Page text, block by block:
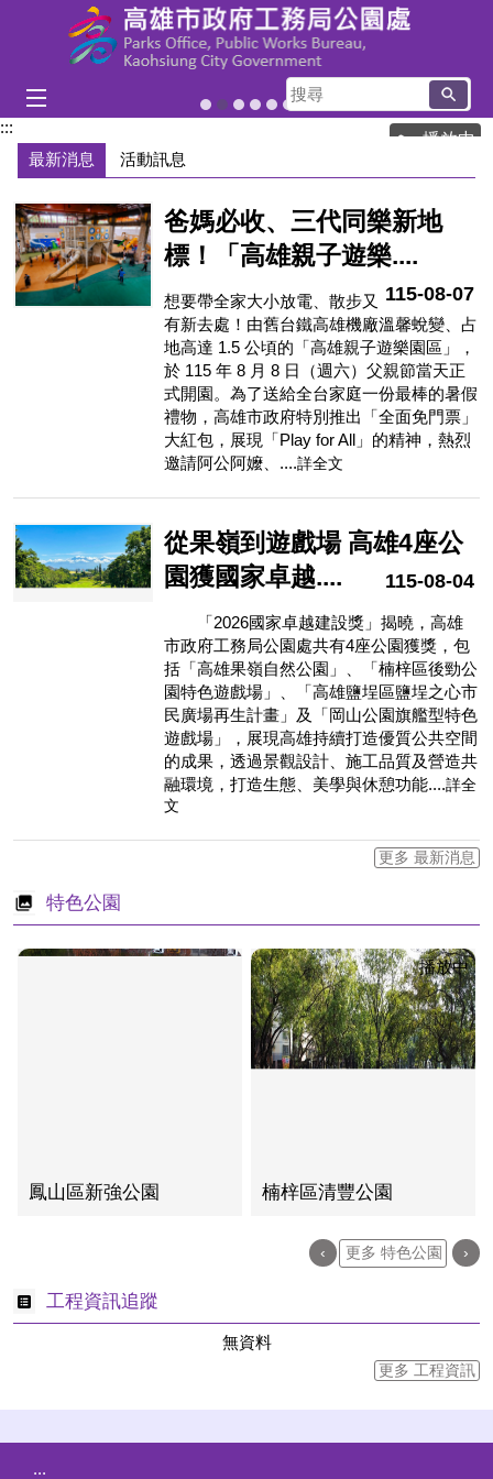
跳到主要內容區塊
搜
尋
播放中
高雄果嶺自然公園
澄清湖風景區
洲仔濕地即時影像
茄萣濕地公園
洲仔濕地
中都濕地公園
目
顯
圖
片:
澄
清
:::
最新消息
活動訊息
爸媽必收、三代同樂新地
標！「高雄親子遊樂....
115-08-07
想要帶全家大小放電、散步又
有新去處！由舊台鐵高雄機廠溫馨蛻變、占
地高達 1.5 公頃的「高雄親子遊樂園區」，
於 115 年 8 月 8 日（週六）父親節當天正
式開園。為了送給全台家庭一份最棒的暑假
禮物，高雄市政府特別推出「全面免門票」
大紅包，展現「Play for All」的精神，熱烈
邀請阿公阿嬤、....詳全文
從果嶺到遊戲場 高雄4座公
園獲國家卓越....
115-08-04
「2026國家卓越建設獎」揭曉，高雄
市政府工務局公園處共有4座公園獲獎，包
括「高雄果嶺自然公園」、「楠梓區後勁公
園特色遊戲場」、「高雄鹽埕區鹽埕之心市
民廣場再生計畫」及「岡山公園旗艦型特色
遊戲場」，展現高雄持續打造優質公共空間
的成果，透過景觀設計、施工品質及營造共
融環境，打造生態、美學與休憩功能....詳全
文
更多 最新消息
播放中
特色公園
鳳山區新強公園 楠梓區清豐公園
更多 特色公園
‹ ›
工程資訊追蹤
無資料
更多 工程資訊
:::